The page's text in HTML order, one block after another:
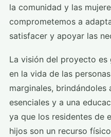
la comunidad y las
comprometemos a
satisfacer y apoyar las
La visión del proyecto
en la vida de las
marginales, brindándoles
esenciales y a una
ya que los residentes de
hijos son un recurso